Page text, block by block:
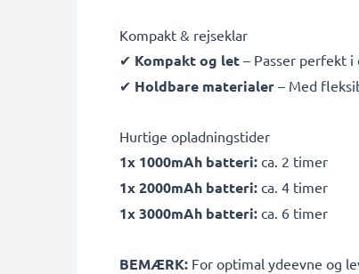
Kompakt & rejseklar
✔ Kompakt og let – Passer perfekt i
✔ Holdbare materialer – Med
Hurtige opladningstider
1x 1000mAh batteri: ca. 2 timer
1x 2000mAh batteri: ca. 4 timer
1x 3000mAh batteri: ca. 6 timer
BEMÆRK: For optimal ydeevne og